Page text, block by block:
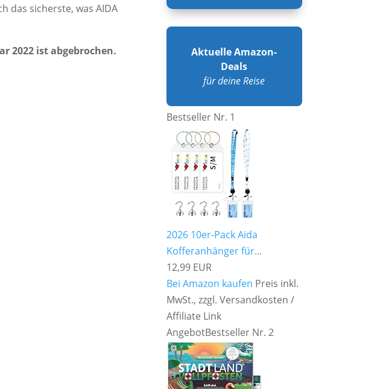
das sicherste, was AIDA
2022 ist abgebrochen.
Aktuelle Amazon-
Deals
für deine Reise
Bestseller Nr. 1
2026 10er-Pack Aida
Kofferanhänger für...
12,99 EUR
Bei Amazon kaufen Preis inkl.
MwSt., zzgl. Versandkosten /
Affiliate Link
AngebotBestseller Nr. 2